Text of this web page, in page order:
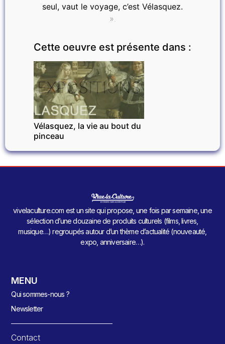
seul, vaut le voyage, c’est Vélasquez.
».
Cette oeuvre est présente dans :
EXPOSITIONS
Vélasquez, la vie au bout du
pinceau
vivelaculture.com est un site qui propose, une fois par semaine, une
sélection d’une douzaine de produits culturels (films, livres,
musique…) regroupés autour d’un thème d’actualité (nouveauté,
expo, anniversaire…).
MENU
Qui sommes-nous ?
Newsletter
Contact